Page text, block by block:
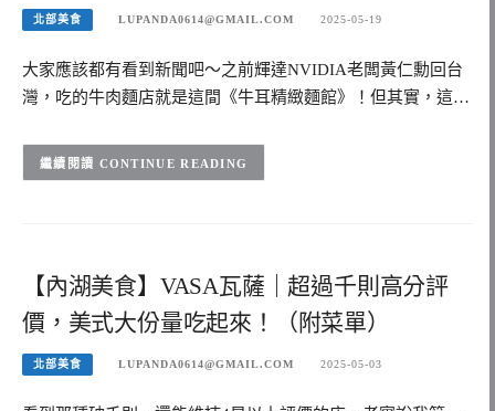
北部美食 LUPANDA0614@GMAIL.COM 2025-05-19
大家應該都有看到新聞吧～之前輝達NVIDIA老闆黃仁勳回台
灣，吃的牛肉麵店就是這間《牛耳精緻麵館》！但其實，這…
CONTINUE READING
【內湖美食】VASA瓦薩｜超過千則高分評
價，美式大份量吃起來！（附菜單）
北部美食 LUPANDA0614@GMAIL.COM 2025-05-03